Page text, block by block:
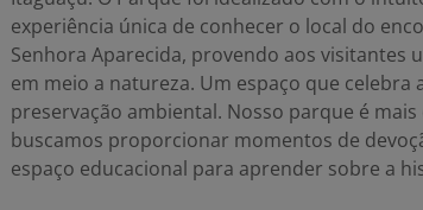
experiência única de conhecer o local do
Senhora Aparecida, provendo aos visitantes
em meio a natureza. Um espaço que celebra
preservação ambiental. Nosso parque é
buscamos proporcionar momentos de
espaço educacional para aprender sobre a